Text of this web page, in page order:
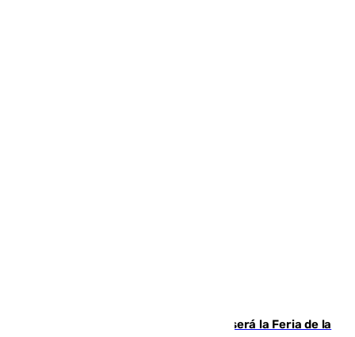
Talleres, escape room y música: así será la Feria de la